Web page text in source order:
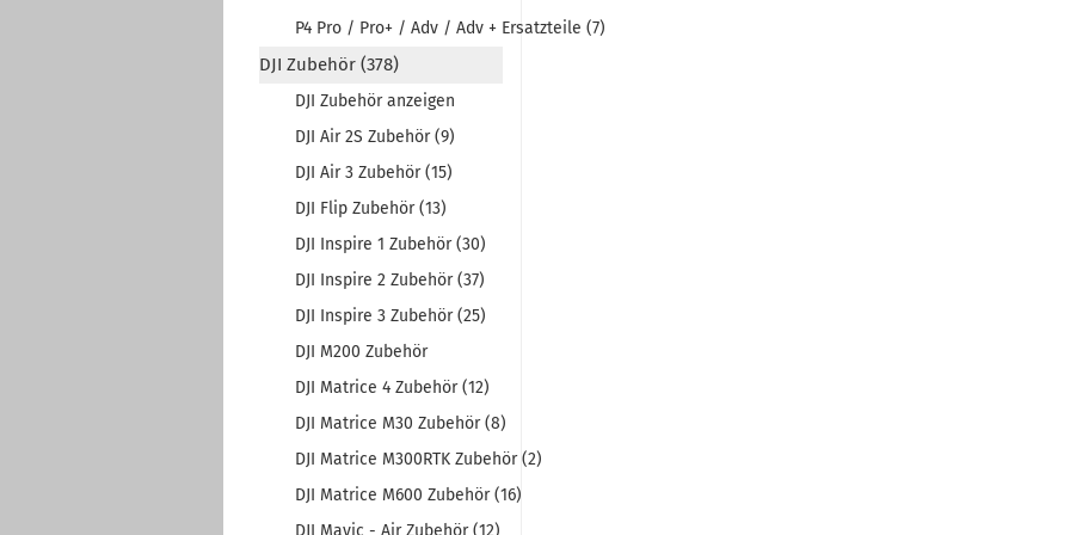
P4 Pro / Pro+ / Adv / Adv + Ersatzteile (7)
DJI Zubehör (378)
DJI Zubehör anzeigen
DJI Air 2S Zubehör (9)
DJI Air 3 Zubehör (15)
DJI Flip Zubehör (13)
DJI Inspire 1 Zubehör (30)
DJI Inspire 2 Zubehör (37)
DJI Inspire 3 Zubehör (25)
DJI M200 Zubehör
DJI Matrice 4 Zubehör (12)
DJI Matrice M30 Zubehör (8)
DJI Matrice M300RTK Zubehör (2)
DJI Matrice M600 Zubehör (16)
DJI Mavic - Air Zubehör (12)